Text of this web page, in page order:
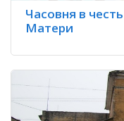
Часовня в
Матери